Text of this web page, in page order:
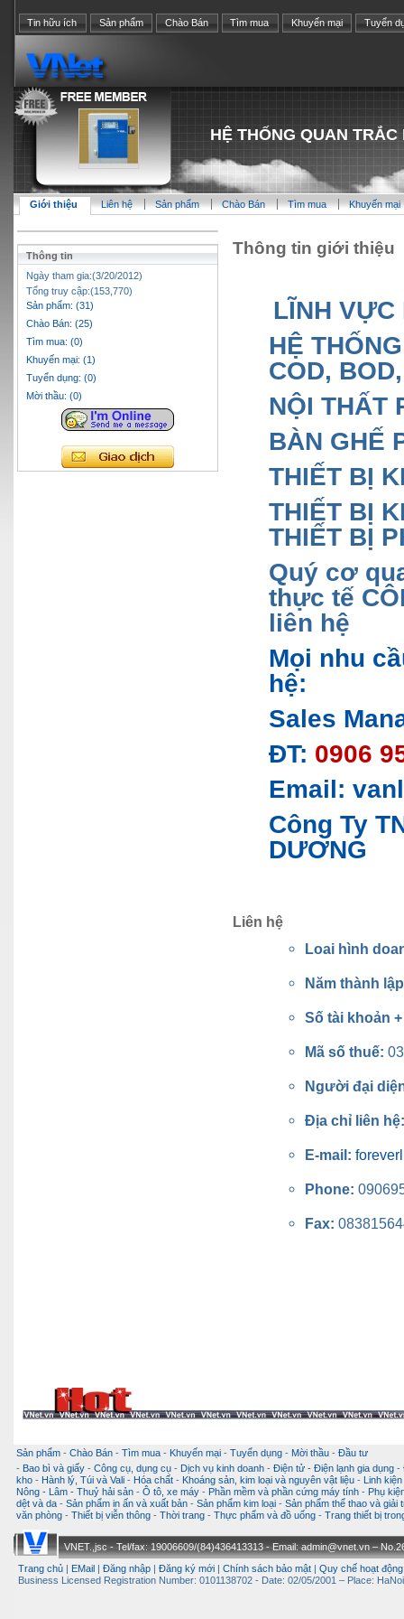
Tin hữu ích Sản phẩm Chào Bán Tìm mua Khuyến mại Tuyển
HỆ THỐNG QUAN
Giới thiệu Liên hệ Sản phẩm Chào Bán Tìm mua Khuyến mại
Thông tin
Ngày tham gia:(3/20/2012)
Tổng truy cập:(153,770)
Sản phẩm: (31)
Chào Bán: (25)
Tìm mua: (0)
Khuyến mại: (1)
Tuyển dụng: (0)
Mời thầu: (0)
Thông tin giới thiệu
LĨNH VỰC
HỆ
COD,
NỘI THẤT
BÀN GHẾ
THIẾT BỊ
THIẾT BỊ
THIẾT BỊ
Quý cơ
thực tế
liên hệ
Mọi nhu
hệ:
Sales
ĐT: 0906
Email:
Công Ty
DƯƠNG
Liên hệ
Loai hình
Năm thành
Số tài khoản
Mã số thuế:
Người đại
Địa chỉ liên
E-mail:
Phone:
Fax:
Sản phẩm - Chào Bán - Tìm mua - Khuyến mại - Tuyển dụng - Mời thầu - Đầu tư
- Bao bì và giấy - Công cụ, dụng cụ - Dịch vụ kinh doanh - Điện tử - Điện lạnh gia dụng -
kho - Hành lý, Túi và Vali - Hóa chất - Khoáng sản, kim loại và nguyên vật liệu -
Linh
Nông - Lâm - Thuỷ hải sản - Ô tô, xe máy - Phần mềm và phần cứng máy tính - Phụ
dệt và da - Sản phẩm in ấn và xuất bản - Sản phẩm kim loại - Sản phẩm thể thao và giải
văn phòng - Thiết bị viễn thông - Thời trang - Thực phẩm và đồ uống - Trang thiết bị
VNET.,jsc - Tel/fax: 19006609/(84)436413313 - Email: admin@vnet.vn –
Trang chủ
EMail Đăng nhập Đăng ký mới Chính sách bảo mật Quy chế hoạt động
Business Licensed Registration Number: 0101138702 - Date: 02/05/2001 – Place: